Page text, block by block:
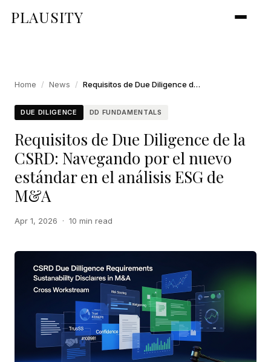
PLAUSITY
Home / News / Requisitos de Due Diligence de la CSRD: Navegando por el nuevo estándar en el análisis ESG de M&A
DUE DILIGENCE DD FUNDAMENTALS
Requisitos de Due Diligence de la
CSRD: Navegando por el nuevo
estándar en el análisis ESG de
M&A
Apr 1, 2026 · 10 min read